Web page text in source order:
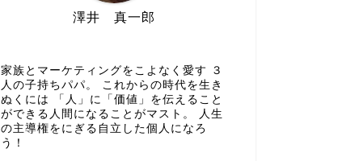
澤井 真一郎
家族とマーケティングをこよなく愛す ３
人の子持ちパパ。 これからの時代を生き
ぬくには 「人」に「価値」を伝えること
ができる人間になることがマスト。 人生
の主導権をにぎる自立した個人になろ
う！